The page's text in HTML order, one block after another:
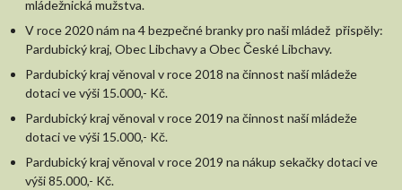
mládežnická mužstva.
V roce 2020 nám na 4 bezpečné branky pro naši mládež přispěly:
Pardubický kraj, Obec Libchavy a Obec České Libchavy.
Pardubický kraj věnoval v roce 2018 na činnost naší mládeže
dotaci ve výši 15.000,- Kč.
Pardubický kraj věnoval v roce 2019 na činnost naší mládeže
dotaci ve výši 15.000,- Kč.
Pardubický kraj věnoval v roce 2019 na nákup sekačky dotaci ve
výši 85.000,- Kč.